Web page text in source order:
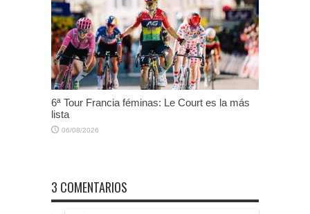
6ª Tour Francia féminas: Le Court es la más
lista
06/08/2026
3 COMENTARIOS